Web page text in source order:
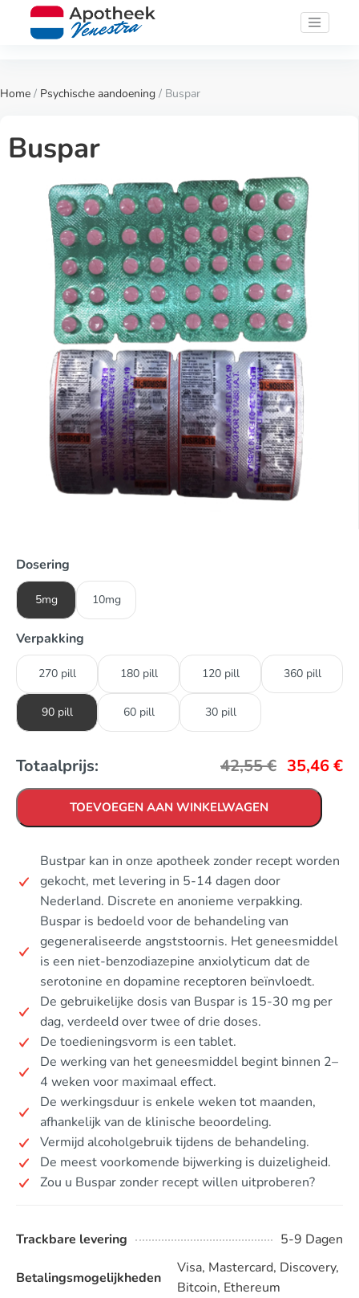
Home / Psychische aandoening / Buspar
Buspar
Dosering
5mg 10mg
Verpakking
270 pill 180 pill 120 pill 360 pill
90 pill 60 pill 30 pill
Totaalprijs: 42,55€ 35,46€
TOEVOEGEN AAN WINKELWAGEN
Bustpar kan in onze apotheek zonder recept worden
gekocht, met levering in 5-14 dagen door
Nederland. Discrete en anonieme verpakking.
Buspar is bedoeld voor de behandeling van
gegeneraliseerde angststoornis. Het geneesmiddel
is een niet-benzodiazepine anxiolyticum dat de
serotonine en dopamine receptoren beïnvloedt.
De gebruikelijke dosis van Buspar is 15-30 mg per
dag, verdeeld over twee of drie doses.
De toedieningsvorm is een tablet.
De werking van het geneesmiddel begint binnen 2–
4 weken voor maximaal effect.
De werkingsduur is enkele weken tot maanden,
afhankelijk van de klinische beoordeling.
Vermijd alcoholgebruik tijdens de behandeling.
De meest voorkomende bijwerking is duizeligheid.
Zou u Buspar zonder recept willen uitproberen?
Trackbare levering 5-9 Dagen
Betalingsmogelijkheden
Visa, Mastercard, Discovery,
Bitcoin, Ethereum